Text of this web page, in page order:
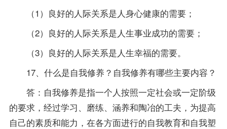
（1）良好的人际关系是人身心健康的需要；
（2）良好的人际关系是人生事业成功的需要；
（3）良好的人际关系是人生幸福的需要。
17、什么是自我修养？自我修养有哪些主要内容？
答：自我修养是指一个人按照一定社会或一定阶级
的要求，经过学习、磨练、涵养和陶冶的工夫，为提高
自己的素质和能力，在各方面进行的自我教育和自我塑